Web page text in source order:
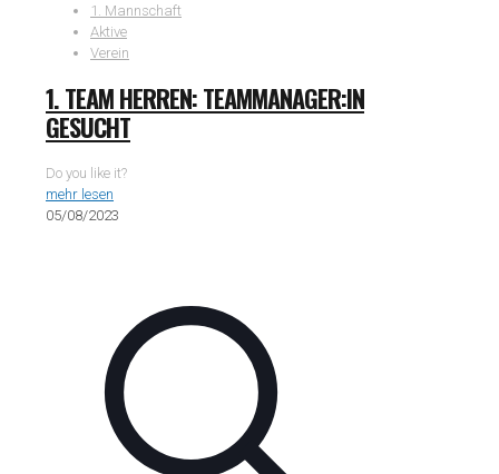
1. Mannschaft
Aktive
Verein
1. TEAM HERREN: TEAMMANAGER:IN
GESUCHT
Do you like it?
mehr lesen
05/08/2023